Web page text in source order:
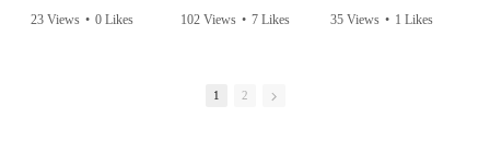
amanah.
23 Views • 0 Likes
102 Views • 7 Likes 35 Views • 1 Likes
1 2